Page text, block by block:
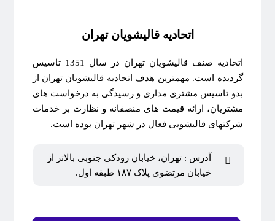
اتحادیه قالیشویان تهران
اتحادیه صنف قالیشویان تهران در سال 1351 تاسیس
گردیده است. مهمترین هدف اتحادیه قالیشویان تهران از
بدو تاسیس مشتری مداری و رسیدگی به درخواست های
مشتریان، ارائه قیمت های منصفانه و نظارت بر خدمات
شرکتهای قالیشویی فعال در شهر تهران بوده است.
آدرس : تهران، خیابان رودکی جنوبی بالاتر از
خیابان مرتضوی پلاک ۱۸۷ طبقه اول.